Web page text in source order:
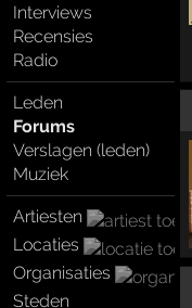
Interviews
Recensies
Radio
Leden
Forums
Verslagen (leden)
Muziek
Artiesten
Locaties
Organisaties
Steden